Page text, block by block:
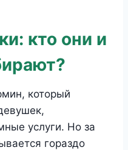
кто они и
который
услуги. Но за
гораздо